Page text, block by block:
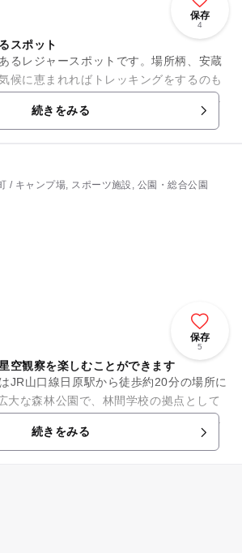
保存
4
スポット
るレジャースポットです。場所柄、安蔵
候に恵まれればトレッキングをするのも
や高津川が流れる河川公園があり、そこ
ます。...
続きをみる
/ キャンプ場, スポーツ施設, 公園・総合公園
保存
5
空観察を楽しむことができます
JR山口線日原駅から徒歩約20分の場所に
大な森林公園で、林間学校の拠点として
。キャンプ場や林間広場、親水広場、21
続きをみる